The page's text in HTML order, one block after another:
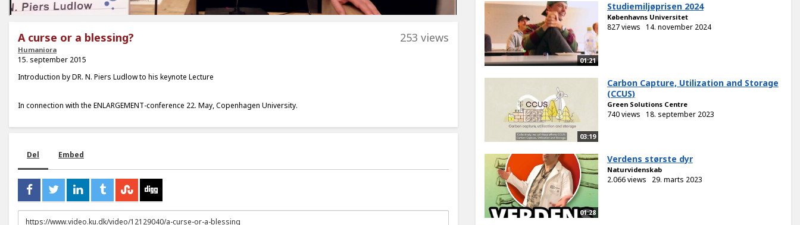
A curse or a blessing?
Humaniora
253 views
15. september 2015
Introduction by DR. N. Piers Ludlow to his keynote Lecture
In connection with the ENLARGEMENT-conference 22. May, Copenhagen University.
Del Embed
URL
01:21
Studiemiljøprisen 2024
Københavns Universitet
827 views 14. november 2024
03:19
Carbon Capture, Utilization and Storage
(CCUS)
Green Solutions Centre
740 views 18. september 2023
01:28
Verdens største dyr
Naturvidenskab
2.066 views 29. marts 2023